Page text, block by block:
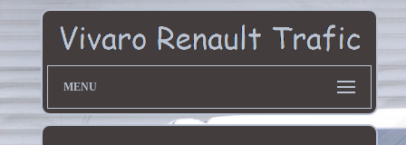
MENU